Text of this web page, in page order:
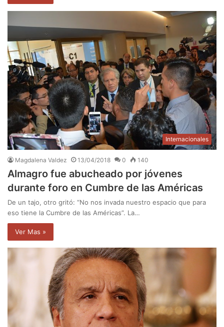
Internacionales
Magdalena Valdez 13/04/2018 0 140
Almagro fue abucheado por jóvenes
durante foro en Cumbre de las Américas
De un tajo, otro gritó: “No nos invada nuestro espacio que para
eso tiene la Cumbre de las Américas”. La…
Ver Mas »